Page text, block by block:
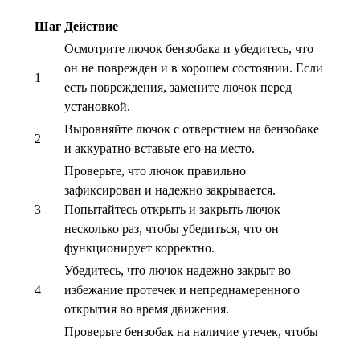
Шаг Действие
1
Осмотрите лючок бензобака и убедитесь, что
он не поврежден и в хорошем состоянии. Если
есть повреждения, замените лючок перед
установкой.
2
Выровняйте лючок с отверстием на бензобаке
и аккуратно вставьте его на место.
3
Проверьте, что лючок правильно
зафиксирован и надежно закрывается.
Попытайтесь открыть и закрыть лючок
несколько раз, чтобы убедиться, что он
функционирует корректно.
4
Убедитесь, что лючок надежно закрыт во
избежание протечек и непреднамеренного
открытия во время движения.
Проверьте бензобак на наличие утечек, чтобы